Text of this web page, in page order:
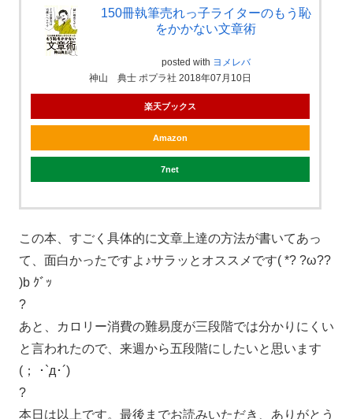
150冊執筆売れっ子ライターのもう恥
をかかない文章術
posted with ヨメレバ
神山 典士 ポプラ社 2018年07月10日
楽天ブックス
Amazon
7net
この本、すごく具体的に文章上達の方法が書いてあっ
て、面白かったですよ♪サラッとオススメです( *? ?ω??
)b ｸﾞｯ
?
あと、カロリー消費の難易度が三段階では分かりにくい
と言われたので、来週から五段階にしたいと思います
(； ･`д･´)
?
本日は以上です。最後までお読みいただき、ありがとう